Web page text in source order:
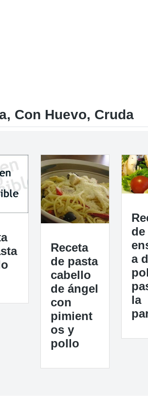
Con Huevo, Cruda
Receta
de pasta
cabello
de ángel
con
pimient
os y
pollo
de
a
la